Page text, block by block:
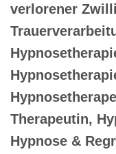
verlorener
Therapeutin,
Hypnose &